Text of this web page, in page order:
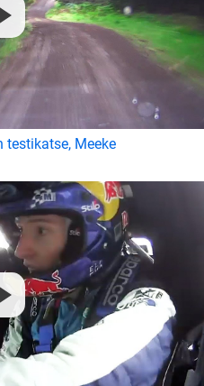
testikatse, Meeke